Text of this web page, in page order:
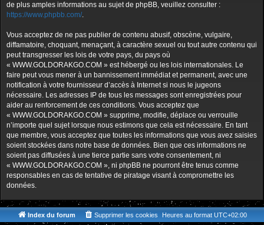
de plus amples informations au sujet de phpBB, veuillez consulter :
https://www.phpbb.com/.
Vous acceptez de ne pas publier de contenu abusif, obscène, vulgaire,
diffamatoire, choquant, menaçant, à caractère sexuel ou tout autre contenu qui
peut transgresser les lois de votre pays, du pays où
« WWW.GOLDORAKGO.COM » est hébergé ou les lois internationales. Le
faire peut vous mener à un bannissement immédiat et permanent, avec une
notification à votre fournisseur d’accès à Internet si nous le jugeons
nécessaire. Les adresses IP de tous les messages sont enregistrées pour
aider au renforcement de ces conditions. Vous acceptez que
« WWW.GOLDORAKGO.COM » supprime, modifie, déplace ou verrouille
n’importe quel sujet lorsque nous estimons que cela est nécessaire. En tant
que membre, vous acceptez que toutes les informations que vous avez saisies
soient stockées dans notre base de données. Bien que ces informations ne
soient pas diffusées à une tierce partie sans votre consentement, ni
« WWW.GOLDORAKGO.COM », ni phpBB ne pourront être tenus comme
responsables en cas de tentative de piratage visant à compromettre les
données.
Index du forum Heures au format UTC+02:00
Supprimer les cookies